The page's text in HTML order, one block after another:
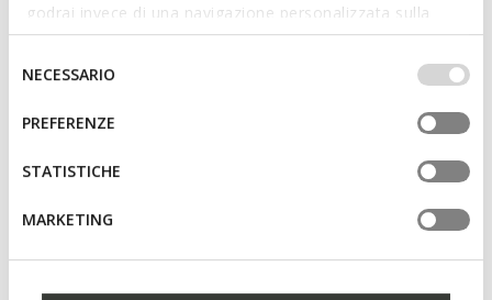
godrai invece di una navigazione personalizzata sulla
base dei tuoi gusti ed interessi. Selezionando
IMPOSTAZIONI potrai anche scegliere quali cookies ed
altri strumenti di tracciamento autorizzare. Per maggiori
informazioni o per modificare in qualsiasi momento le
tue impostazioni, visita la nostra
del
consenso
NECESSARIO
PREFERENZE
STATISTICHE
MARKETING
Slip-on design allows you to slide the foot in swiftly
Technologies